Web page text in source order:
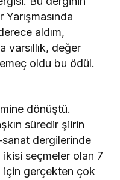
Yarışmasında
aldım,
varsıllık, değer
oldu bu ödül.
dönüştü.
süredir şiirin
sanat dergilerinde
ikisi seçmeler olan 7
için gerçekten çok